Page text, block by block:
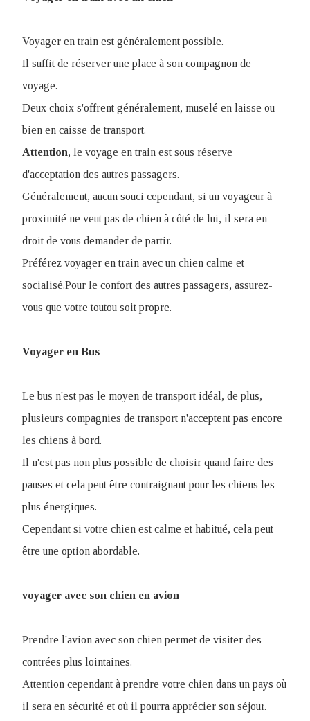
Voyager en train est généralement possible.
Il suffit de réserver une place à son compagnon de
voyage.
Deux choix s'offrent généralement, muselé en laisse ou
bien en caisse de transport.
Attention, le voyage en train est sous réserve
d'acceptation des autres passagers.
Généralement, aucun souci cependant, si un voyageur à
proximité ne veut pas de chien à côté de lui, il sera en
droit de vous demander de partir.
Préférez voyager en train avec un chien calme et
socialisé.Pour le confort des autres passagers, assurez-
vous que votre toutou soit propre.
Voyager en Bus
Le bus n'est pas le moyen de transport idéal, de plus,
plusieurs compagnies de transport n'acceptent pas encore
les chiens à bord.
Il n'est pas non plus possible de choisir quand faire des
pauses et cela peut être contraignant pour les chiens les
plus énergiques.
Cependant si votre chien est calme et habitué, cela peut
être une option abordable.
voyager avec son chien en avion
Prendre l'avion avec son chien permet de visiter des
contrées plus lointaines.
Attention cependant à prendre votre chien dans un pays où
il sera en sécurité et où il pourra apprécier son séjour.